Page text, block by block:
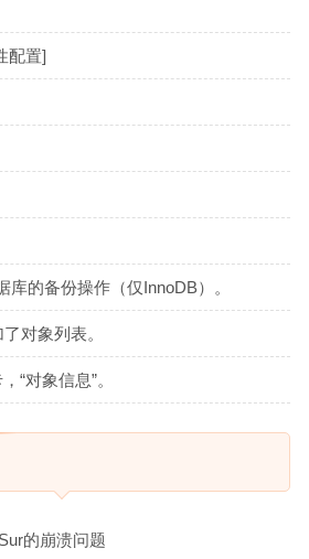
配置]
的备份操作（仅InnoDB）。
对象列表。
“对象信息”。
的崩溃问题